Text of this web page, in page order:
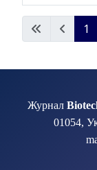
Таблиця
1
Журнал
01054,